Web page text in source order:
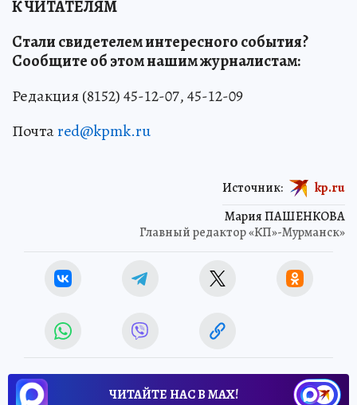
К ЧИТАТЕЛЯМ
Стали свидетелем интересного события?
Сообщите об этом нашим журналистам:
Редакция (8152) 45-12-07, 45-12-09
Почтаred@kpmk.ru
Мария ПАШЕНКОВА
Главный редактор «КП»-Мурманск»
Источник: kp.ru
ЧИТАЙТЕ НАС В МАХ!